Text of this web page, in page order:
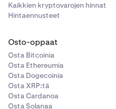
Kaikkien kryptovarojen hinnat
Hintaennusteet
Osto-oppaat
Osta Bitcoinia
Osta Ethereumia
Osta Dogecoinia
Osta XRP:tä
Osta Cardanoa
Osta Solanaa